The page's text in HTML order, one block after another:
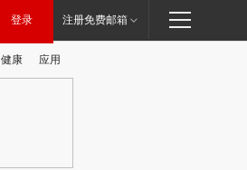
登录 注册免费邮箱
健康 应用